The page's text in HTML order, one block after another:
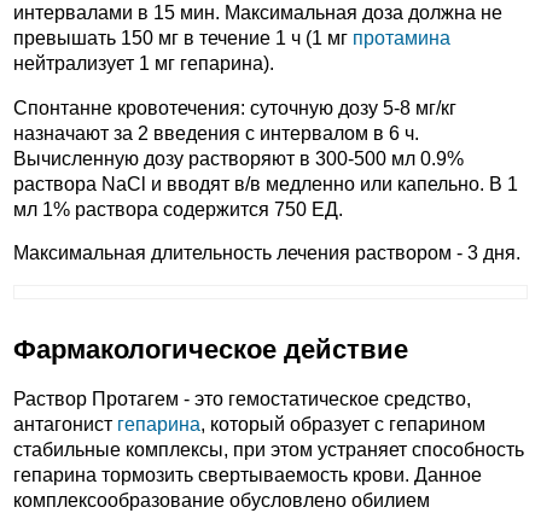
интервалами в 15 мин. Максимальная доза должна не
превышать 150 мг в течение 1 ч (1 мг протамина
нейтрализует 1 мг гепарина).
Спонтанне кровотечения: суточную дозу 5-8 мг/кг
назначают за 2 введения с интервалом в 6 ч.
Вычисленную дозу растворяют в 300-500 мл 0.9%
раствора NaCl и вводят в/в медленно или капельно. В 1
мл 1% раствора содержится 750 ЕД.
Максимальная длительность лечения раствором - 3 дня.
Фармакологическое действие
Раствор Протагем - это гемостатическое средство,
антагонист гепарина, который образует с гепарином
стабильные комплексы, при этом устраняет способность
гепарина тормозить свертываемость крови. Данное
комплексообразование обусловлено обилием